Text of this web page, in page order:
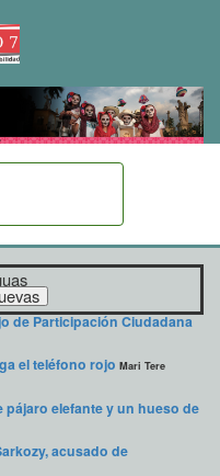
de Participación Ciudadana
el teléfono rojo Mari Tere
elefante y un hueso de
acusado de